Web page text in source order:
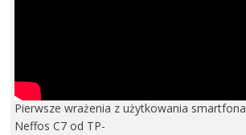
Pierwsze wrażenia z użytkowania smartfona
Neffos C7 od TP-